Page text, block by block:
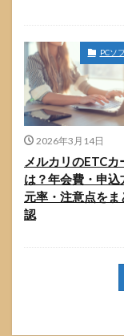
PCソ
2026年3月14日
メルカリのETCカ
は？年会費・申込
元率・注意点をま
認